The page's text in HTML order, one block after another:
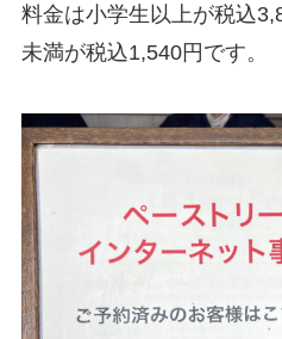
料金は小学生以上が税込
未満が税込1,540円です。